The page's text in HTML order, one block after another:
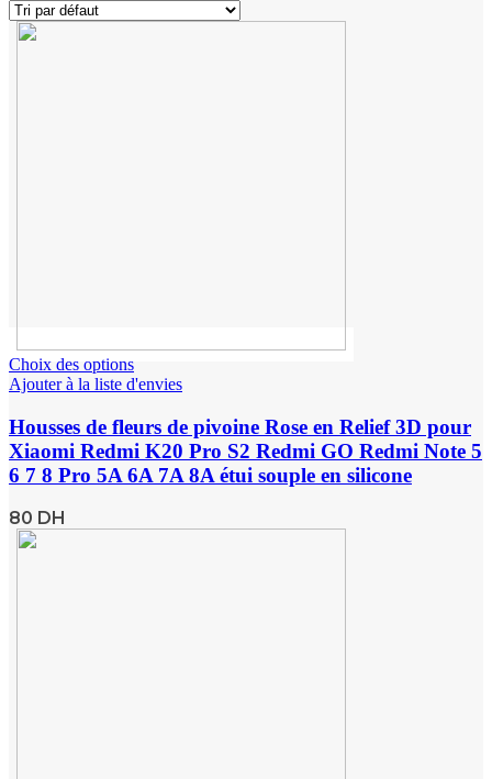
Choix des options
Ajouter à la liste d'envies
Housses de fleurs de pivoine Rose en Relief 3D pour
Xiaomi Redmi K20 Pro S2 Redmi GO Redmi Note 5
6 7 8 Pro 5A 6A 7A 8A étui souple en silicone
80 DH